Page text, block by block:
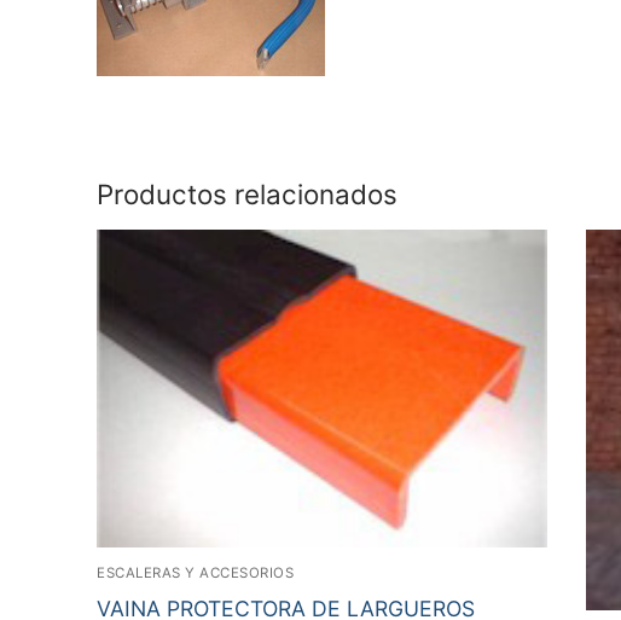
Productos relacionados
ESCALERAS Y ACCESORIOS
VAINA PROTECTORA DE LARGUEROS